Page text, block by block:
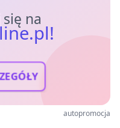
na
autopromocja